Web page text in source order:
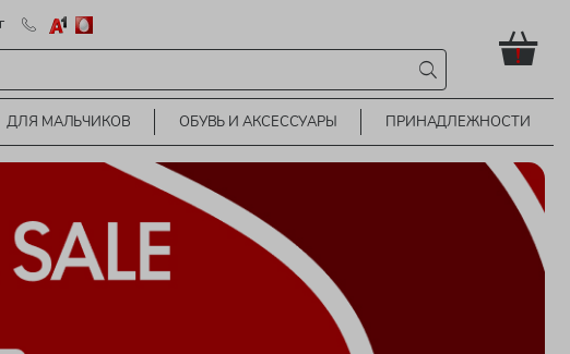
!
ДЛЯ МАЛЬЧИКОВ ОБУВЬ И АКСЕССУАРЫ ПРИНАДЛЕЖНОСТИ